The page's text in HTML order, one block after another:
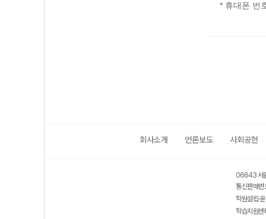
* 휴대폰 번
회사소개 언론보도 사회공헌
06643 서
통신판매
학원설립·
학습지원